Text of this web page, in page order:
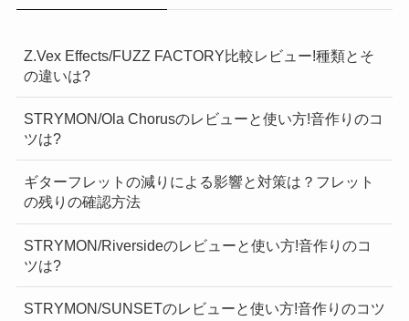
Z.Vex Effects/FUZZ FACTORY比較レビュー!種類とそ
の違いは?
STRYMON/Ola Chorusのレビューと使い方!音作りのコ
ツは?
ギターフレットの減りによる影響と対策は？フレット
の残りの確認方法
STRYMON/Riversideのレビューと使い方!音作りのコ
ツは?
STRYMON/SUNSETのレビューと使い方!音作りのコツ